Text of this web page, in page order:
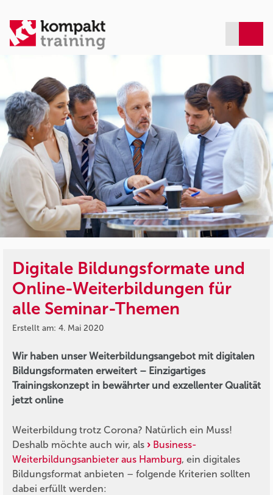
Digitale Bildungsformate und
Online-Weiterbildungen für
alle Seminar-Themen
Erstellt am: 4. Mai 2020
Wir haben unser Weiterbildungsangebot mit digitalen
Bildungsformaten erweitert – Einzigartiges
Trainingskonzept in bewährter und exzellenter Qualität
jetzt online
Weiterbildung trotz Corona? Natürlich ein Muss!
Deshalb möchte auch wir, als
Business-
Weiterbildungsanbieter aus Hamburg, ein digitales
Bildungsformat anbieten – folgende Kriterien sollten
dabei erfüllt werden: